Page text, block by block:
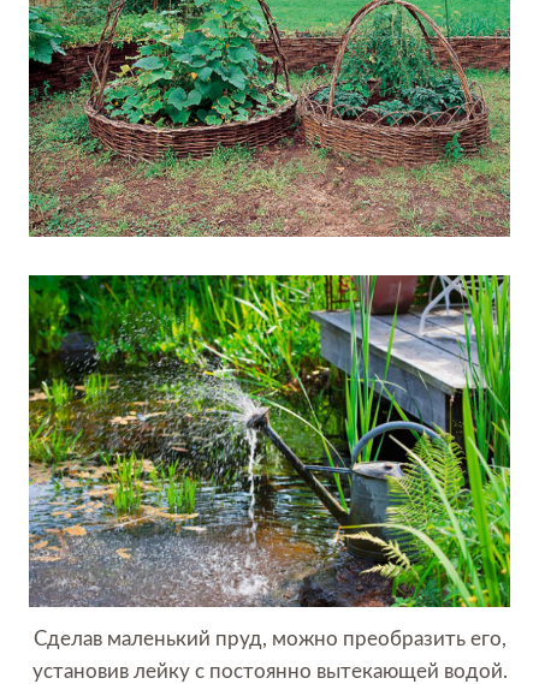
Сделав маленький пруд, можно преобразить его,
установив лейку с постоянно вытекающей водой.